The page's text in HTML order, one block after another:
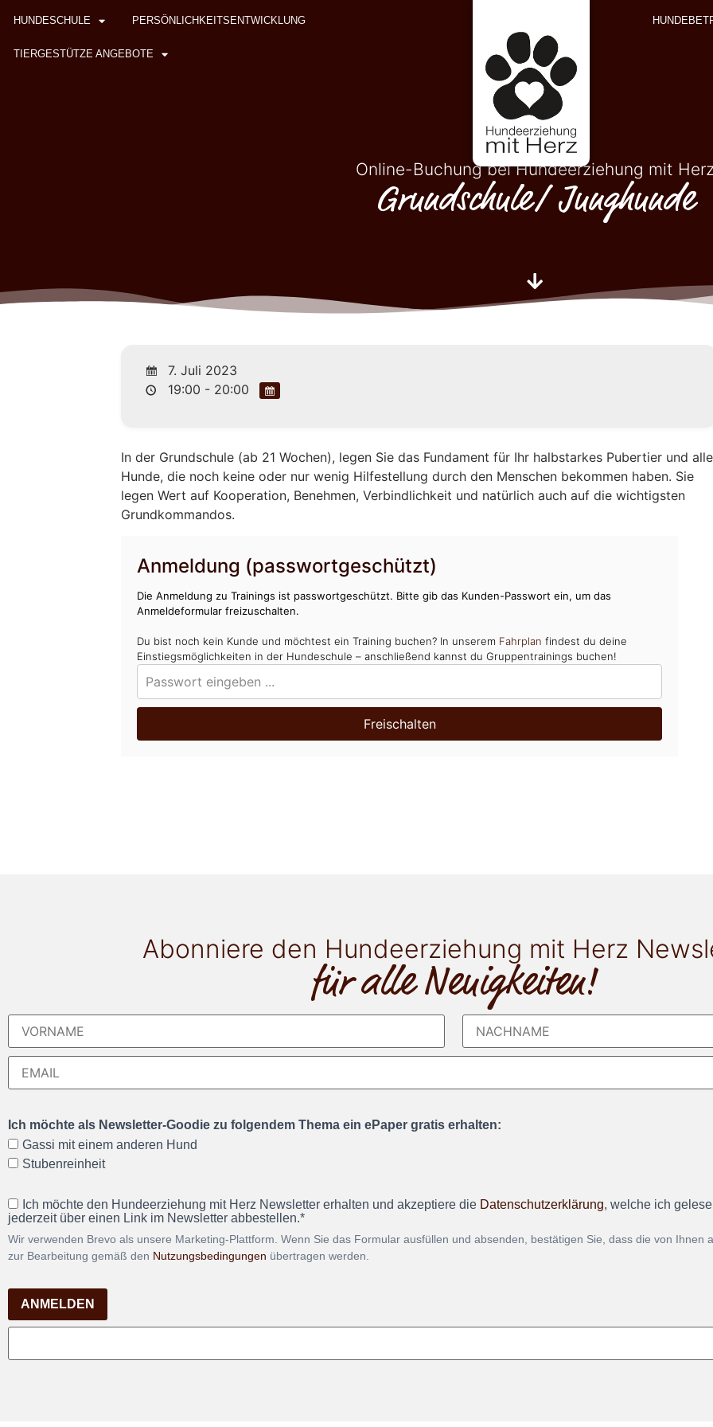
HUNDESCHULE PERSÖNLICHKEITSENTWICKLUNG
TIERGESTÜTZE ANGEBOTE
Online-Buchung bei Hundeerziehung mit
Grundschule/ Junghunde
7. Juli 2023
19:00 - 20:00
In der Grundschule (ab 21 Wochen), legen Sie das Fundament für Ihr halbstarkes Pubertier und alle
Hunde, die noch keine oder nur wenig Hilfestellung durch den Menschen bekommen haben. Sie
legen Wert auf Kooperation, Benehmen, Verbindlichkeit und natürlich auch auf die wichtigsten
Grundkommandos.
Anmeldung (passwortgeschützt)
Die Anmeldung zu Trainings ist passwortgeschützt. Bitte gib das Kunden-Passwort ein, um das
Anmeldeformular freizuschalten.
Du bist noch kein Kunde und möchtest ein Training buchen? In unserem Fahrplan findest du deine
Einstiegsmöglichkeiten in der Hundeschule – anschließend kannst du Gruppentrainings buchen!
Freischalten
Abonniere den Hundeerziehung mit Herz
für alle Neuigkeiten!
Ich möchte als Newsletter-Goodie zu folgendem Thema ein ePaper gratis erhalten:
Gassi mit einem anderen Hund
Stubenreinheit
Ich möchte den Hundeerziehung mit Herz Newsletter erhalten und akzeptiere die Datenschutzerklärung, welche ich
jederzeit über einen Link im Newsletter abbestellen.*
Wir verwenden Brevo als unsere Marketing-Plattform. Wenn Sie das Formular ausfüllen und absenden, bestätigen Sie, dass die von Ihnen
zur Bearbeitung gemäß den Nutzungsbedingungen übertragen werden.
ANMELDEN